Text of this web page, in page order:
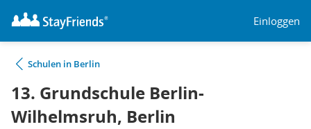
Einloggen
Schulen in Berlin
13. Grundschule Berlin-
Wilhelmsruh, Berlin